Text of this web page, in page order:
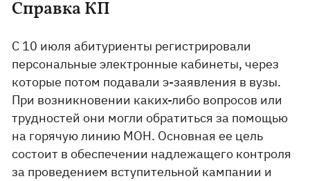
Справка КП
С 10 июля абитуриенты регистрировали
персональные электронные кабинеты, через
которые потом подавали э-заявления в вузы.
При возникновении каких-либо вопросов или
трудностей они могли обратиться за помощью
на горячую линию МОН. Основная ее цель
состоит в обеспечении надлежащего контроля
за проведением вступительной кампании и